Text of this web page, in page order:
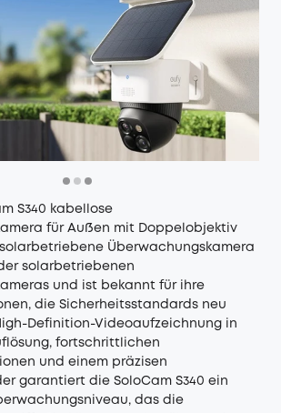
S340 kabellose
für Außen mit Doppelobjektiv
Überwachungskamera
solarbetriebenen
und ist bekannt für ihre
die Sicherheitsstandards neu
Definition-Videoaufzeichnung in
fortschrittlichen
und einem präzisen
garantiert die SoloCam S340 ein
das die